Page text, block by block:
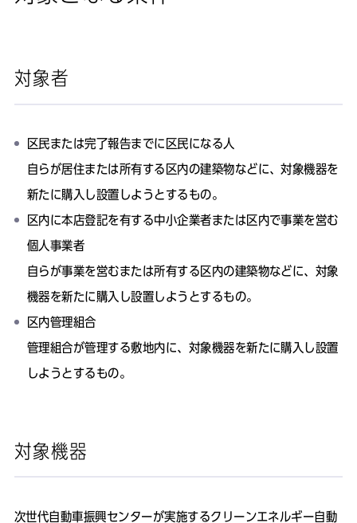
対象者
区民または完了報告までに区民になる人
自らが居住または所有する区内の建築物などに、対象機器を
新たに購入し設置しようとするもの。
区内に本店登記を有する中小企業者または区内で事業を営む
個人事業者
自らが事業を営むまたは所有する区内の建築物などに、対象
機器を新たに購入し設置しようとするもの。
区内管理組合
管理組合が管理する敷地内に、対象機器を新たに購入し設置
しようとするもの。
対象機器
次世代自動車振興センターが実施するクリーンエネルギー自動